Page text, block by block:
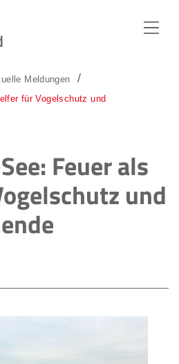
Meldungen
für Vogelschutz und
Feuer als
und